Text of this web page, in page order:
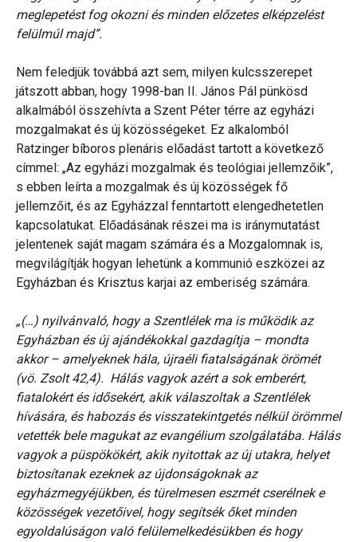
meglepetést fog okozni és minden előzetes elképzelést
felülmúl majd”.
Nem feledjük továbbá azt sem, milyen kulcsszerepet
játszott abban, hogy 1998-ban II. János Pál pünkösd
alkalmából összehívta a Szent Péter térre az egyházi
mozgalmakat és új közösségeket. Ez alkalomból
Ratzinger bíboros plenáris előadást tartott a következő
címmel: „Az egyházi mozgalmak és teológiai jellemzőik”,
s ebben leírta a mozgalmak és új közösségek fő
jellemzőit, és az Egyházzal fenntartott elengedhetetlen
kapcsolatukat. Előadásának részei ma is iránymutatást
jelentenek saját magam számára és a Mozgalomnak is,
megvilágítják hogyan lehetünk a kommunió eszközei az
Egyházban és Krisztus karjai az emberiség számára.
„(…) nyilvánvaló, hogy a Szentlélek ma is működik az
Egyházban és új ajándékokkal gazdagítja – mondta
akkor – amelyeknek hála, újraéli fiatalságának örömét
(vö. Zsolt 42,4). Hálás vagyok azért a sok emberért,
fiatalokért és idősekért, akik válaszoltak a Szentlélek
hívására, és habozás és visszatekintgetés nélkül örömmel
vetették bele magukat az evangélium szolgálatába. Hálás
vagyok a püspökökért, akik nyitottak az új utakra, helyet
biztosítanak ezeknek az újdonságoknak az
egyházmegyéjükben, és türelmesen eszmét cserélnek e
közösségek vezetőivel, hogy segítsék őket minden
egyoldalúságon való felülemelkedésükben és hogy